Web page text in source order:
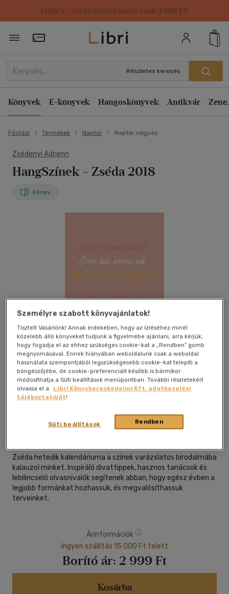
Kulacs / strandtáska most csak 1499 Ft!
Törzsvásárlói Kártya adatai
Részletes keresés
Könyvek E-könyvek Hangoskönyvek Antikvár
Főoldal Termékek Naptár Naptár vegyes
Zsédenyi Adrienn
HangSzínek - Zséda 2018
Könyv
Kívánságlistához adom Megosztom
Alexandra Könyvesház Kft.
magyar nyelvű
Zséda hetedik kalendáriuma a színek varázslatos birodalmába
kalauzol minket. Inspiráló divattippek, hasznos tanácsok és
lebilincselő olvasnivalók segítenek abban, hogy egész évben a
legjobb formánkat hozhassuk, és megvalósíthassuk
terveinket.
Árinformációk
Ingyen szállítás 15 000 Ft felett
Borító ár: 2 999 Ft
Kosárba
Személyre szabott könyvajánlatok!
Tisztelt Vásárlónk! Annak érdekében, hogy az ízléséhez minél
közelebb álló könyveket tudjunk a figyelmébe ajánlani, arra kérjük,
hogy fogadja el az ehhez szükséges cookie-kat a „Rendben” gomb
megnyomásával. Ennek hiányában weboldalunk csak a weboldal
használata szempontjából legszükségesebb cookie-kat telepíti a
böngészőjébe, de cookie-preferenciáit később is bármikor
módosíthatja a Süti beállítások menüpontban. További részletekért
olvassa el a
Libri Könyvkereskedelmi Kft. adatkezelési
tájékoztatóját!
Rendben
Süti beállítások